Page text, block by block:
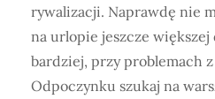
rywalizacji. Naprawdę nie
na urlopie jeszcze
bardziej, przy problemach
Odpoczynku szukaj na